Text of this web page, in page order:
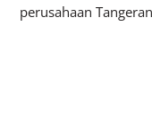
perusahaan